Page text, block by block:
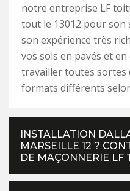
notre entreprise LF
tout le 13012 pour son
son expérience très
vos sols en pavés et
travailler toutes sortes
formats différents
INSTALLATION
MARSEILLE 12 ?
DE MAÇONNERIE LF